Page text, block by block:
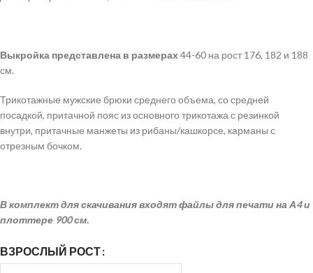
Выкройка представлена в размерах44-60 на рост 176, 182 и 188
см.
Трикотажные мужские брюки среднего объема, со средней
посадкой, притачной пояс из основного трикотажа с резинкой
внутри, притачные манжеты из рибаны/кашкорсе, карманы с
отрезным бочком.
В комплект для скачивания входят файлы для печати на А4 и
плоттере 900 см.
ВЗРОСЛЫЙ РОСТ